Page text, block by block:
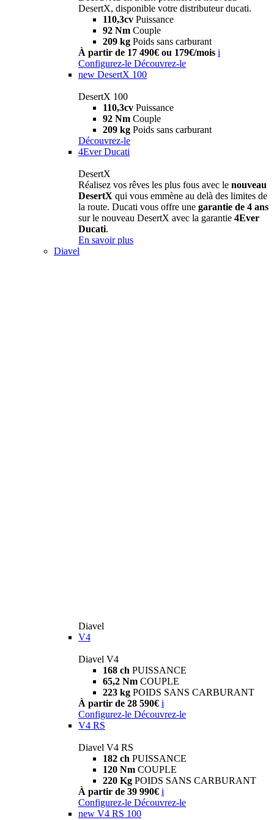
DesertX, disponible votre distributeur ducati.
110,3cv Puissance
92 Nm Couple
209 kg Poids sans carburant
À partir de 17 490€ ou 179€/mois i
Configurez-le Découvrez-le
new DesertX 100
DesertX 100
110,3cv Puissance
92 Nm Couple
209 kg Poids sans carburant
Découvrez-le
4Ever Ducati
DesertX
Réalisez vos rêves les plus fous avec le nouveau
DesertX qui vous emmène au delà des limites de
la route. Ducati vous offre une garantie de 4 ans
sur le nouveau DesertX avec la garantie 4Ever
Ducati.
En savoir plus
Diavel
Diavel
V4
Diavel V4
168 ch PUISSANCE
65,2 Nm COUPLE
223 kg POIDS SANS CARBURANT
À partir de 28 590€ i
Configurez-le Découvrez-le
V4 RS
Diavel V4 RS
182 ch PUISSANCE
120 Nm COUPLE
220 Kg POIDS SANS CARBURANT
À partir de 39 990€ i
Configurez-le Découvrez-le
new V4 RS 100